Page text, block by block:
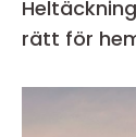
rätt för